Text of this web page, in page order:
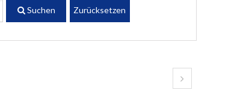
Suchen Zurücksetzen